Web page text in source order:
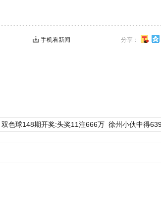
分享：
手机看新闻
双色球148期开奖:头奖11注666万 徐州小伙中得